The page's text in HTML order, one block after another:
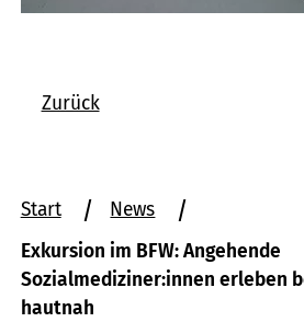
Zurück
Sie
sich
hier:
Start
News
Exkursion im BFW: Angehende
Sozialmediziner:innen erleben
hautnah